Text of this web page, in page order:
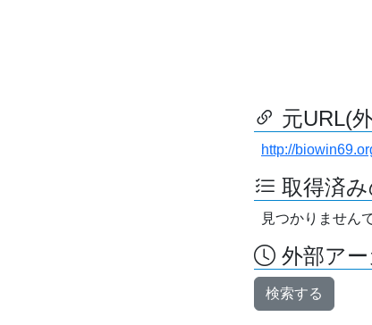
元URL(
http://
取得済
見つかりません
外部ア
検索する